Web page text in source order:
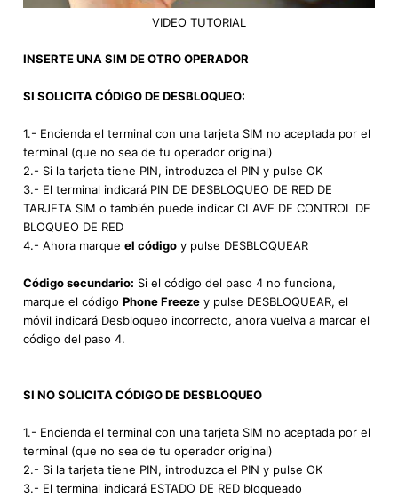
VIDEO TUTORIAL
INSERTE UNA SIM DE OTRO OPERADOR
SI SOLICITA CÓDIGO DE DESBLOQUEO:
1.- Encienda el terminal con una tarjeta SIM no aceptada por el
terminal (que no sea de tu operador original)
2.- Si la tarjeta tiene PIN, introduzca el PIN y pulse OK
3.- El terminal indicará PIN DE DESBLOQUEO DE RED DE
TARJETA SIM o también puede indicar CLAVE DE CONTROL DE
BLOQUEO DE RED
4.- Ahora marque el código y pulse DESBLOQUEAR
Código secundario: Si el código del paso 4 no funciona,
marque el código Phone Freeze y pulse DESBLOQUEAR, el
móvil indicará Desbloqueo incorrecto, ahora vuelva a marcar el
código del paso 4.
SI NO SOLICITA CÓDIGO DE DESBLOQUEO
1.- Encienda el terminal con una tarjeta SIM no aceptada por el
terminal (que no sea de tu operador original)
2.- Si la tarjeta tiene PIN, introduzca el PIN y pulse OK
3.- El terminal indicará ESTADO DE RED bloqueado